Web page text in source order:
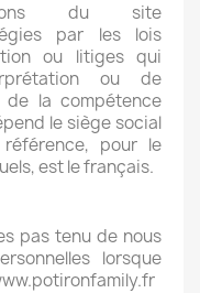
du site
par les lois
ou litiges qui
ou de
de la compétence
le siège social
pour le
est le français.
pas tenu de nous
lorsque